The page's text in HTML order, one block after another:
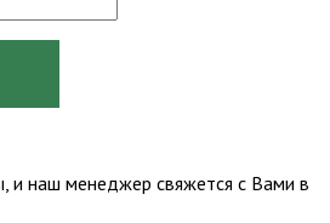
и наш менеджер свяжется с Вами в